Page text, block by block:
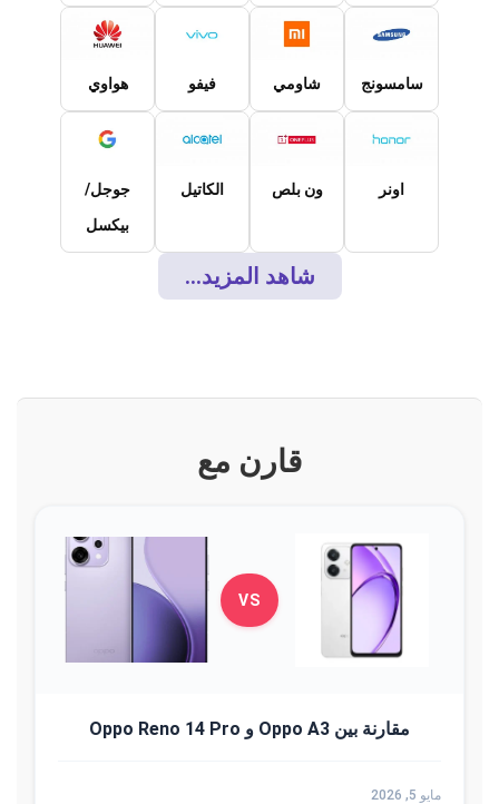
سامسونج شاومي فيفو هواوي
اونر ون بلص الكاتيل
جوجل/
بيكسل
شاهد المزيد...
قارن مع
VS
مقارنة بين Oppo A3 و Oppo Reno 14 Pro
مايو 5, 2026